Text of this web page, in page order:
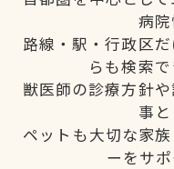
病院
路線・駅・行政区
らも検索
獣医師の診療方針
事と
ペットも大切な家
ーをサポ